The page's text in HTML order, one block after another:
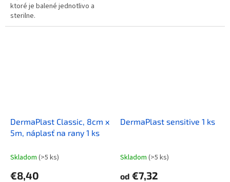
ktoré je balené jednotlivo a
sterilne.
DermaPlast Classic, 8cm x
5m, náplasť na rany 1 ks
Skladom (>5 ks)
€8,40
DermaPlast sensitive 1 ks
Skladom (>5 ks)
od €7,32